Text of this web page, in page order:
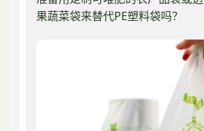
果蔬菜袋来替代PE塑料袋吗？